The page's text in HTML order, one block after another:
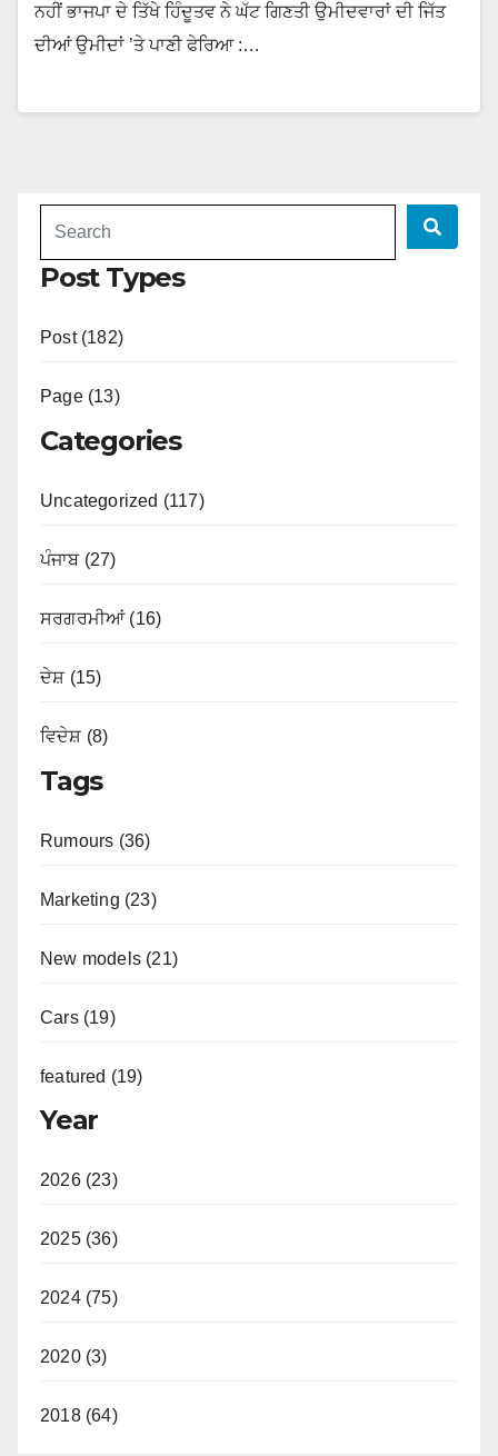
ਨਹੀਂ ਭਾਜਪਾ ਦੇ ਤਿੱਖੇ ਹਿੰਦੂਤਵ ਨੇ ਘੱਟ ਗਿਣਤੀ ਉਮੀਦਵਾਰਾਂ ਦੀ ਜਿੱਤ
ਦੀਆਂ ਉਮੀਦਾਂ ’ਤੇ ਪਾਣੀ ਫੇਰਿਆ :…
Post Types
Post (182)
Page (13)
Categories
Uncategorized (117)
ਪੰਜਾਬ (27)
ਸਰਗਰਮੀਆਂ (16)
ਦੇਸ਼ (15)
ਵਿਦੇਸ਼ (8)
Tags
Rumours (36)
Marketing (23)
New models (21)
Cars (19)
featured (19)
Year
2026 (23)
2025 (36)
2024 (75)
2020 (3)
2018 (64)